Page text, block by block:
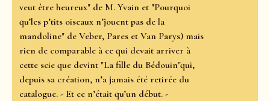
veut être heureux" de M. Yvain et "Pourquoi
qu’les p’tits oiseaux n’jouent pas de la
mandoline" de Veber, Pares et Van Parys) mais
rien de comparable à ce qui devait arriver à
cette scie que devint "La fille du Bédouin"qui,
depuis sa création, n’a jamais été retirée du
catalogue. - Et ce n’était qu’un début. -